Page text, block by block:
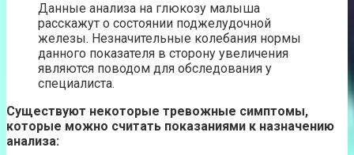
Данные анализа на глюкозу малыша
расскажут о состоянии поджелудочной
железы. Незначительные колебания нормы
данного показателя в сторону увеличения
являются поводом для обследования у
специалиста.
Существуют некоторые тревожные симптомы,
которые можно считать показаниями к назначению
анализа: